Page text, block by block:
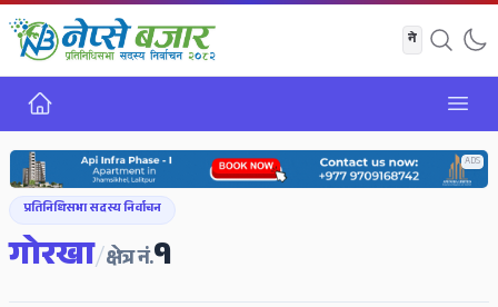
गृह
ADS
प्रतिनिधिसभा सदस्य निर्वाचन
गोरखा/क्षेत्र नं.१